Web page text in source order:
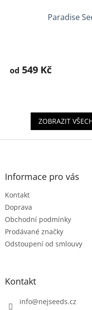
Paradise
produktu
hvězdiček.
od 549 Kč
ZOBRAZIT
Z
Informace pro vás
Kontakt
Doprava
Obchodní podmínky
Prodávané značky
Odstoupení od smlouvy
Kontakt
info@nejseeds.cz